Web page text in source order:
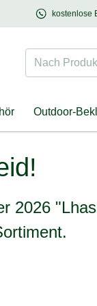
– mit Herz für Hund &
kostenlose
Nach
Outdoor-
2026